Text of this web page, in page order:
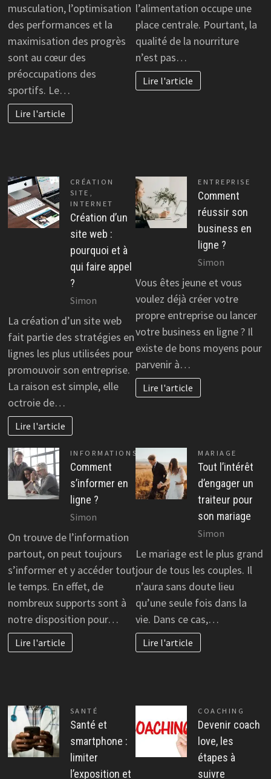
musculation, l’optimisation
des performances et la
maximisation des progrès
sont au cœur des
préoccupations des
sportifs. Le…
Lire l'article
l’alimentation occupe une
place centrale. Pourtant, la
qualité de la nourriture
n’est pas…
Lire l'article
CRÉATION
SITE ,
INTERNET
Création d’un
site web :
pourquoi et à
qui faire appel
?
Simon
La création d’un site web
fait partie des stratégies en
lignes les plus utilisées pour
promouvoir son entreprise.
La raison est simple, elle
octroie de…
Lire l'article
ENTREPRISE
Comment
réussir son
business en
ligne ?
Simon
Vous êtes jeune et vous
voulez déjà créer votre
propre entreprise ou lancer
votre business en ligne ? Il
existe de bons moyens pour
parvenir à…
Lire l'article
INFORMATIONS
Comment
s’informer en
ligne ?
Simon
On trouve de l’information
partout, on peut toujours
s’informer et y accéder tout
le temps. En effet, de
nombreux supports sont à
notre disposition pour…
Lire l'article
MARIAGE
Tout l’intérêt
d’engager un
traiteur pour
son mariage
Simon
Le mariage est le plus grand
jour de tous les couples. Il
n’aura sans doute lieu
qu’une seule fois dans la
vie. Dans ce cas,…
Lire l'article
SANTÉ
Santé et
smartphone :
limiter
l’exposition et
COACHING
Devenir coach
love, les
étapes à
suivre